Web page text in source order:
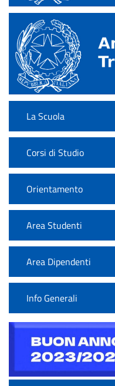
La Scuola
Corsi di Studio
Orientamento
Area Studenti
Area Dipendenti
Info Generali